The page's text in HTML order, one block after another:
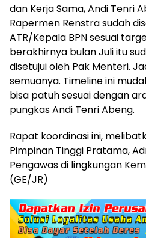
dan Kerja Sama, Andi Tenri
Rapermen Renstra sudah
ATR/Kepala BPN sesuai
berakhirnya bulan Juli itu
disetujui oleh Pak Menteri.
semuanya. Timeline ini
bisa patuh sesuai dengan
pungkas Andi Tenri Abeng.
Rapat koordinasi ini,
Pimpinan Tinggi Pratama,
Pengawas di lingkungan
(GE/JR)